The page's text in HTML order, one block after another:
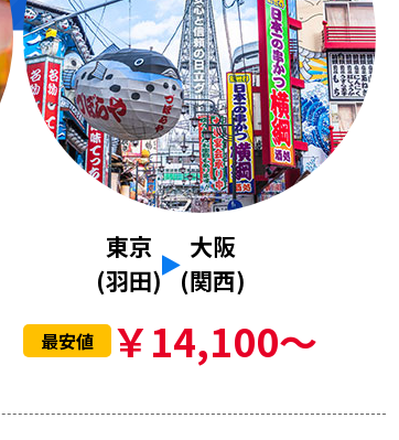
東京
(羽田)
大阪
(関西)
最安値 ￥14,100～